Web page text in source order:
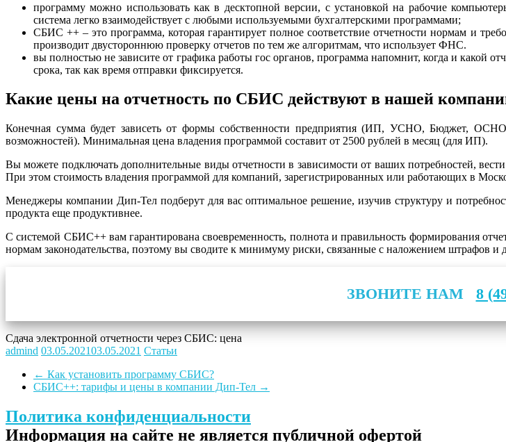
программу можно использовать как в десктопной версии, с установкой на рабочие
система легко взаимодействует с любыми используемыми бухгалтерскими программами;
СБИС ++ – это программа, которая гарантирует полное соответствие отчетности нормам и
производит двустороннюю проверку отчетов по тем же алгоритмам, что использует ФНС.
вы полностью не зависите от графика работы гос органов, программа напомнит, когда и какой
срока, так как время отправки фиксируется.
Какие цены на отчетность по СБИС действуют в нашей
Конечная сумма будет зависеть от формы собственности предприятия (ИП, УСНО, Бюджет,
возможностей). Минимальная цена владения программой составит от 2500 рублей в месяц (для ИП).
Вы можете подключать дополнительные виды отчетности в зависимости от ваших потребностей,
При этом стоимость владения программой для компаний, зарегистрированных или работающих в
Менеджеры компании Дип-Тел подберут для вас оптимальное решение, изучив структуру и
продукта еще продуктивнее.
С системой СБИС++ вам гарантирована своевременность, полнота и правильность формирования
нормам законодательства, поэтому вы сводите к минимуму риски, связанные с наложением штрафов и
ЗВОНИТЕ НАМ 8
Сдача электронной отчетности через СБИС: цена
admind 03.05.202103.05.2021 Статьи
← Как установить программу СБИС?
СБИС++: тарифы и цены в компании Дип-Тел →
Политика конфиденциальности
Информация на сайте не является публичной офертой